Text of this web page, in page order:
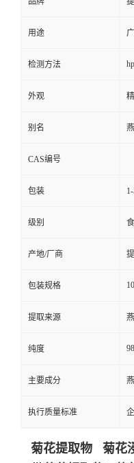
用途
检测方法
外观
别名
CAS编号
包装
级别
产地/厂商
包装规格
提取来源
纯度
主要成分
执行质量标准
菊花提取物 菊花